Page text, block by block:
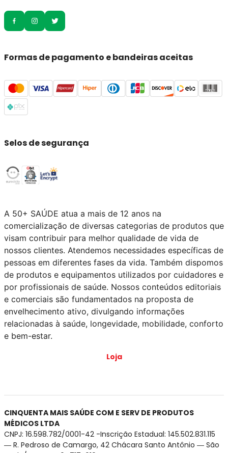
Formas de pagamento e bandeiras aceitas
Selos de segurança
A 50+ SAÚDE atua a mais de 12 anos na
comercialização de diversas categorias de produtos que
visam contribuir para melhor qualidade de vida de
nossos clientes. Atendemos necessidades específicas de
pessoas em diferentes fases da vida. Também dispomos
de produtos e equipamentos utilizados por cuidadores e
por profissionais de saúde. Nossos conteúdos editoriais
e comerciais são fundamentados na proposta de
envelhecimento ativo, divulgando informações
relacionadas à saúde, longevidade, mobilidade, conforto
e bem-estar.
Loja
CINQUENTA MAIS SAÚDE COM E SERV DE PRODUTOS
MÉDICOS LTDA
CNPJ: 16.598.782/0001-42 -Inscrição Estadual: 145.502.831.115
― R. Pedroso de Camargo, 42 Chácara Santo Antônio ― São